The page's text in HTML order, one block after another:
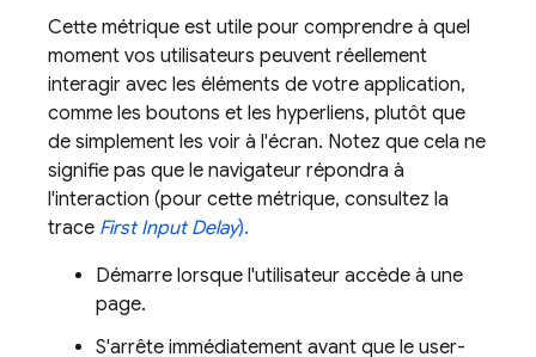
Cette métrique est utile pour comprendre à quel
moment vos utilisateurs peuvent réellement
interagir avec les éléments de votre application,
comme les boutons et les hyperliens, plutôt que
de simplement les voir à l'écran. Notez que cela ne
signifie pas que le navigateur répondra à
l'interaction (pour cette métrique, consultez la
trace First Input Delay).
Démarre lorsque l'utilisateur accède à une
page.
S'arrête immédiatement avant que le user-